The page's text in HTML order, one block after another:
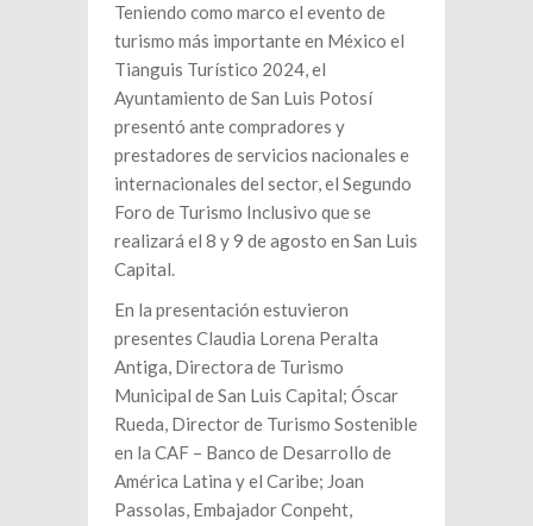
Teniendo como marco el evento de
turismo más importante en México el
Tianguis Turístico 2024, el
Ayuntamiento de San Luis Potosí
presentó ante compradores y
prestadores de servicios nacionales e
internacionales del sector, el Segundo
Foro de Turismo Inclusivo que se
realizará el 8 y 9 de agosto en San Luis
Capital.
En la presentación estuvieron
presentes Claudia Lorena Peralta
Antiga, Directora de Turismo
Municipal de San Luis Capital; Óscar
Rueda, Director de Turismo Sostenible
en la CAF – Banco de Desarrollo de
América Latina y el Caribe; Joan
Passolas, Embajador Conpeht,